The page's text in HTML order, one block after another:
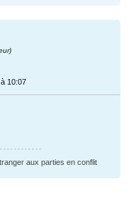
10:07
aux parties en conflit